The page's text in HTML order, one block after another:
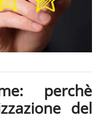
perchè
del